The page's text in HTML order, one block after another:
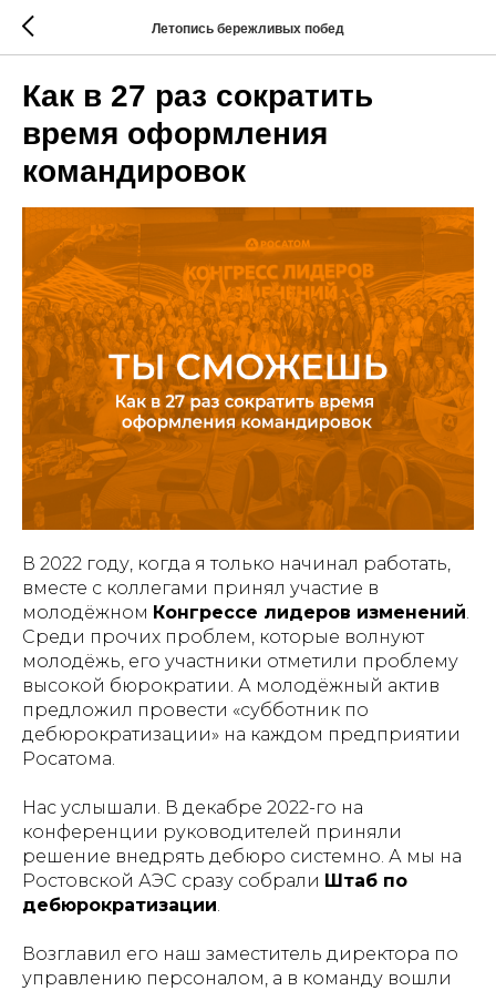
Летопись бережливых побед
Как в 27 раз сократить
время оформления
командировок
В 2022 году, когда я только начинал работать,
вместе с коллегами принял участие в
молодёжном Конгрессе лидеров изменений.
Среди прочих проблем, которые волнуют
молодёжь, его участники отметили проблему
высокой бюрократии. А молодёжный актив
предложил провести «субботник по
дебюрократизации» на каждом предприятии
Росатома.
Нас услышали. В декабре 2022-го на
конференции руководителей приняли
решение внедрять дебюро системно. А мы на
Ростовской АЭС сразу собрали Штаб по
дебюрократизации.
Возглавил его наш заместитель директора по
управлению персоналом, а в команду вошли